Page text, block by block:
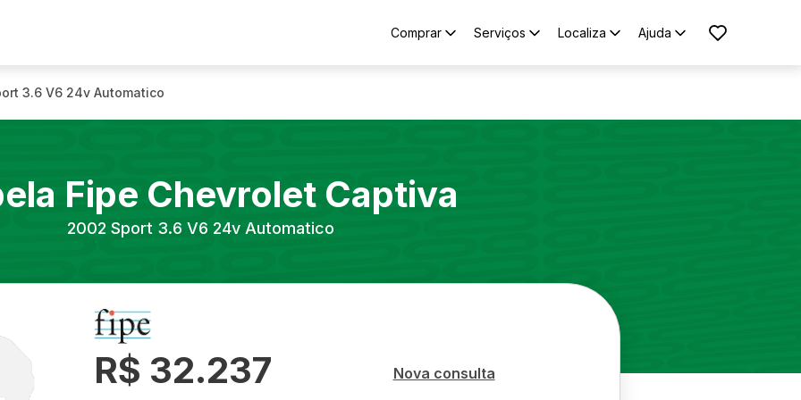
Comprar Serviços Localiza Ajuda
3.6 V6 24v Automatico
Fipe Chevrolet Captiva
2002 Sport 3.6 V6 24v Automatico
R$ 32.237 Nova consulta